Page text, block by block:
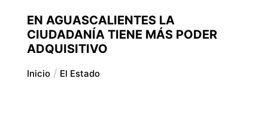
EN AGUASCALIENTES LA
CIUDADANÍA TIENE MÁS PODER
ADQUISITIVO
Inicio El Estado